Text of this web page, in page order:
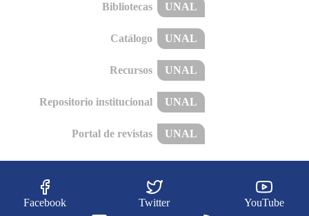
Bibliotecas UNAL
Catálogo UNAL
Recursos UNAL
Repositorio institucional UNAL
Portal de revistas UNAL
Facebook Twitter YouTube